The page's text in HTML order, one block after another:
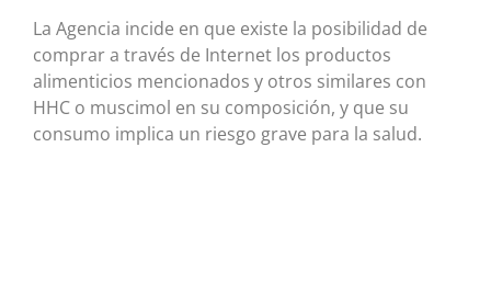
La Agencia incide en que existe la posibilidad de
comprar a través de Internet los productos
alimenticios mencionados y otros similares con
HHC o muscimol en su composición, y que su
consumo implica un riesgo grave para la salud.